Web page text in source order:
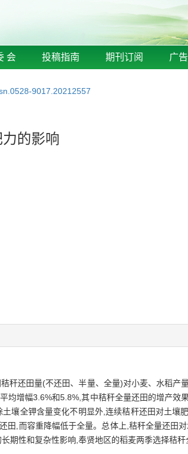
会 投稿指南 期刊订阅 广
9017.20212557
的影响
秆还田量(不还田、半量、全量)对小麦、水稻产
增幅3.6%和5.8%,其中秸秆全量还田的增产效
壤全钾含量变化不明显外,连续秸秆还田对土壤
田,而容重降幅低于全量。总体上,秸秆全量还田
期性和复杂性影响,奉贤地区的稻麦两季选择秸秆